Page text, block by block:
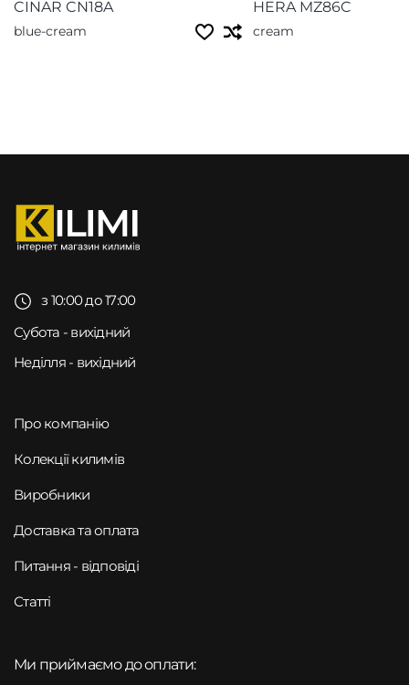
CINAR CN18A
blue-cream
HERA MZ86C
cream
з 10:00 до 17:00
Субота - вихідний
Неділля - вихідний
Про компанію
Колекції килимів
Виробники
Доставка та оплата
Питання - відповіді
Статті
Ми приймаємо до оплати: